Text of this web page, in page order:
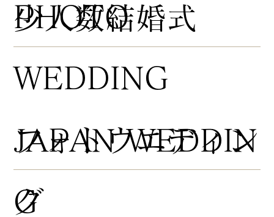
​少人数結婚式
​フォトウエディン
グ
PHOTO
WEDDING
JAPAN WEDDIN
G